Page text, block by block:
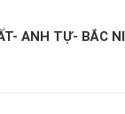
ANH TỰ- BẮC